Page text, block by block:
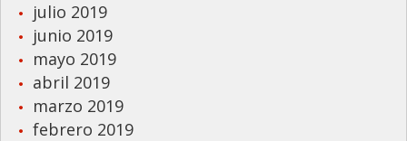
julio 2019
junio 2019
mayo 2019
abril 2019
marzo 2019
febrero 2019